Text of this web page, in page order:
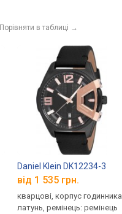
Порівняти в таблиці →
Daniel Klein DK12234-3
від 1 535 грн.
кварцові, корпус годинника
латунь, ремінець: ремінець